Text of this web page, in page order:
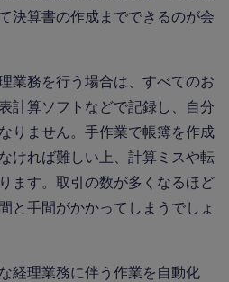
決算書の作成までできるのが会
業務を行う場合は、すべてのお
計算ソフトなどで記録し、自分
りません。手作業で帳簿を作成
ければ難しい上、計算ミスや転
ます。取引の数が多くなるほど
と手間がかかってしまうでしょ
経理業務に伴う作業を自動化